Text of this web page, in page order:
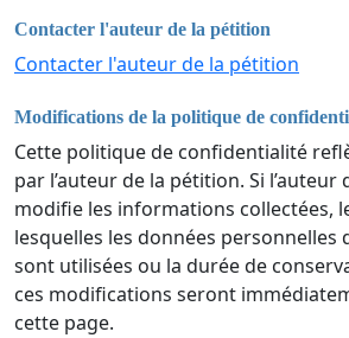
Contacter l'auteur de la pétition
Contacter l'auteur de la pétition
Modifications de la politique de
Cette politique de confidentialité
par l’auteur de la pétition. Si l’auteur
modifie les informations collectées,
lesquelles les données personnelles
sont utilisées ou la durée de
ces modifications seront
cette page.